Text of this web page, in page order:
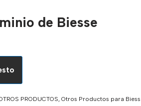
de Biesse
PRODUCTOS Otros Productos para